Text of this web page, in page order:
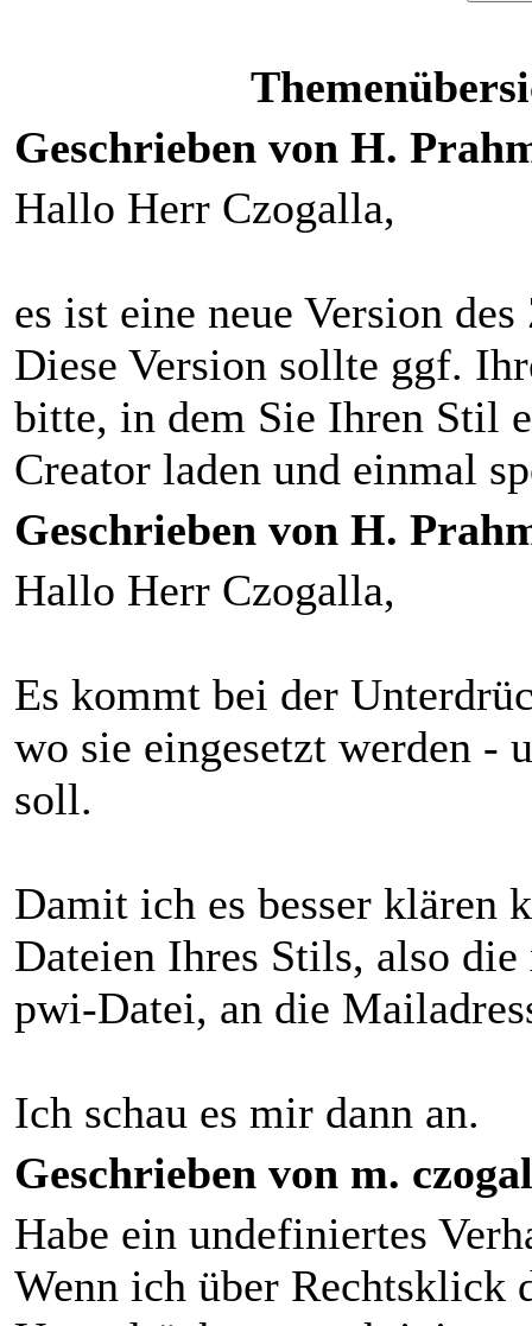
Geschrieben von H.
Hallo Herr Czogalla,
es ist eine neue Version
Diese Version sollte ggf.
bitte, in dem Sie Ihren Stil
Creator laden und einmal
Geschrieben von H.
Hallo Herr Czogalla,
Es kommt bei der
wo sie eingesetzt werden -
soll.
Damit ich es besser klären
Dateien Ihres Stils, also
pwi-Datei, an die
Ich schau es mir dann an.
Geschrieben von m.
Habe ein undefiniertes
Wenn ich über Rechtsklick